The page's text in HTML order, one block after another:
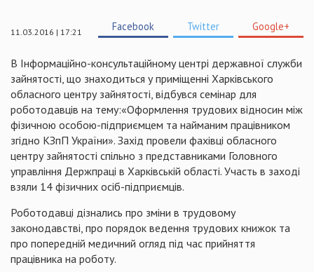
11.03.2016 | 17:21 Facebook Twitter Google+
В Інформаційно-консультаційному центрі державної служби
зайнятості, що знаходиться у приміщенні Харківського
обласного центру зайнятості, відбувся семінар для
роботодавців на тему:«Оформлення трудових відносин між
фізичною особою-підприємцем та найманим працівником
згідно КЗпП України». Захід провели фахівці обласного
центру зайнятості спільно з представниками Головного
управління Держпраці в Харківській області. Участь в заході
взяли 14 фізичних осіб-підприємців.
Роботодавці дізнались про зміни в трудовому
законодавстві, про порядок ведення трудових книжок та
про попередній медичний огляд під час прийняття
працівника на роботу.